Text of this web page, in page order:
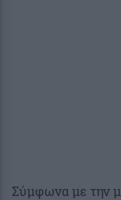
Σύμφωνα με την